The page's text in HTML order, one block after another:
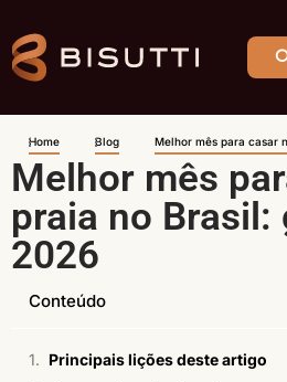
Home Blog Melhor mês para casar
Melhor mês
praia no Brasil:
2026
Conteúdo
Principais lições deste artigo